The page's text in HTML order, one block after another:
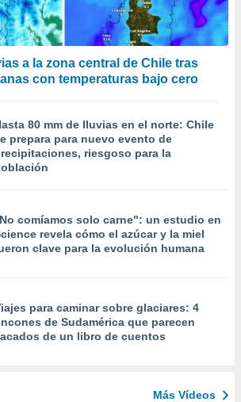
a la zona central de Chile tras
con temperaturas bajo cero
80 mm de lluvias en el norte: Chile
prepara para nuevo evento de
riesgoso para la
comíamos solo carne": un estudio en
revela cómo el azúcar y la miel
clave para la evolución humana
para caminar sobre glaciares: 4
de Sudamérica que parecen
de un libro de cuentos
Más Vídeos